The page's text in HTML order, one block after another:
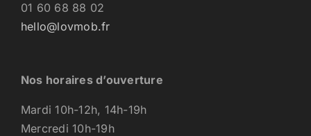
01 60 68 88 02
hello@lovmob.fr
Nos horaires d’ouverture
Mardi 10h-12h, 14h-19h
Mercredi 10h-19h